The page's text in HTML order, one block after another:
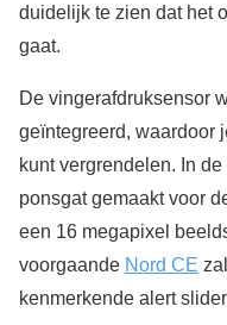
duidelijk te zien dat het
gaat.
De vingerafdruksensor
geïntegreerd, waardoor
kunt vergrendelen. In
ponsgat gemaakt voor
een 16 megapixel
voorgaande Nord CE
kenmerkende alert